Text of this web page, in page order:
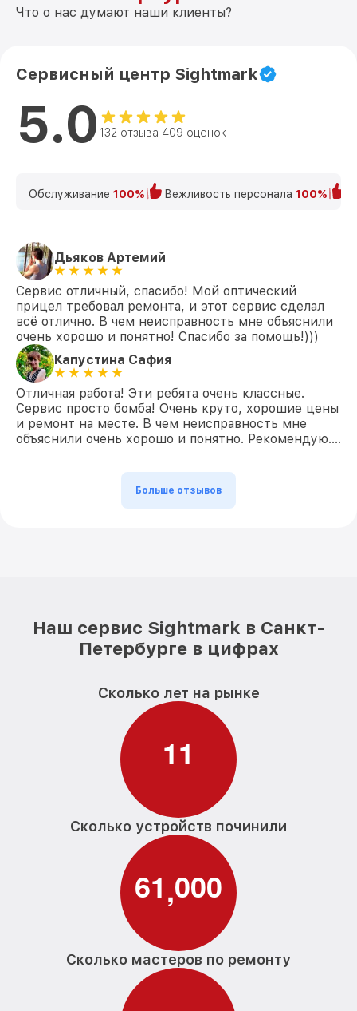
Что о нас думают наши клиенты?
Сервисный центр Sightmark
5.0 132 отзыва 409 оценок
Обслуживание 100% Вежливость персонала 100%
Дьяков Артемий
Сервис отличный, спасибо! Мой оптический
прицел требовал ремонта, и этот сервис сделал
всё отлично. В чем неисправность мне объяснили
очень хорошо и понятно! Спасибо за помощь!)))
Капустина Сафия
Отличная работа! Эти ребята очень классные.
Сервис просто бомба! Очень круто, хорошие цены
и ремонт на месте. В чем неисправность мне
объяснили очень хорошо и понятно. Рекомендую….
Больше отзывов
Наш сервис Sightmark в Санкт-
Петербурге в цифрах
Сколько лет на рынке
11
Сколько устройств починили
61,000
Сколько мастеров по ремонту